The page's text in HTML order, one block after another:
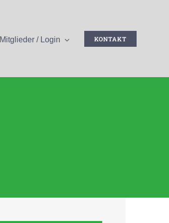
Mitglieder / Login KONTAKT